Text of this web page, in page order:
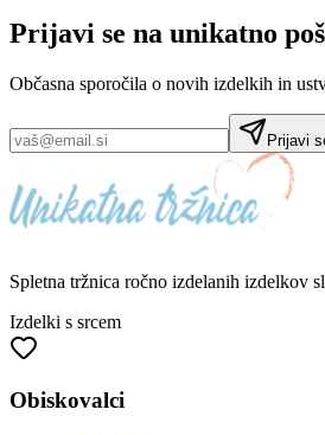
Prijavi se na unikatno
Občasna sporočila o novih izdelkih in
Prijavi
Spletna tržnica ročno izdelanih izdelkov
Izdelki s srcem
Obiskovalci